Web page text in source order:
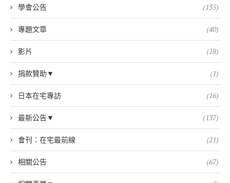
學會公告 (135)
專題文章 (40)
影片 (18)
捐款贊助▼ (1)
日本在宅專訪 (16)
最新公告▼ (137)
會刊：在宅最前線 (21)
相關公告 (67)